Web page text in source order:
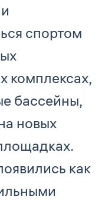
спортом
комплексах,
бассейны,
новых
как